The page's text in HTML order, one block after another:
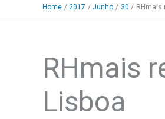
Home 2017 Junho 30 RHmais
RHmais
Lisboa